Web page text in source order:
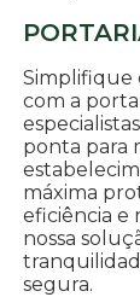
Simplifique
com a
ponta para
máxima
eficiência e
nossa
segura.